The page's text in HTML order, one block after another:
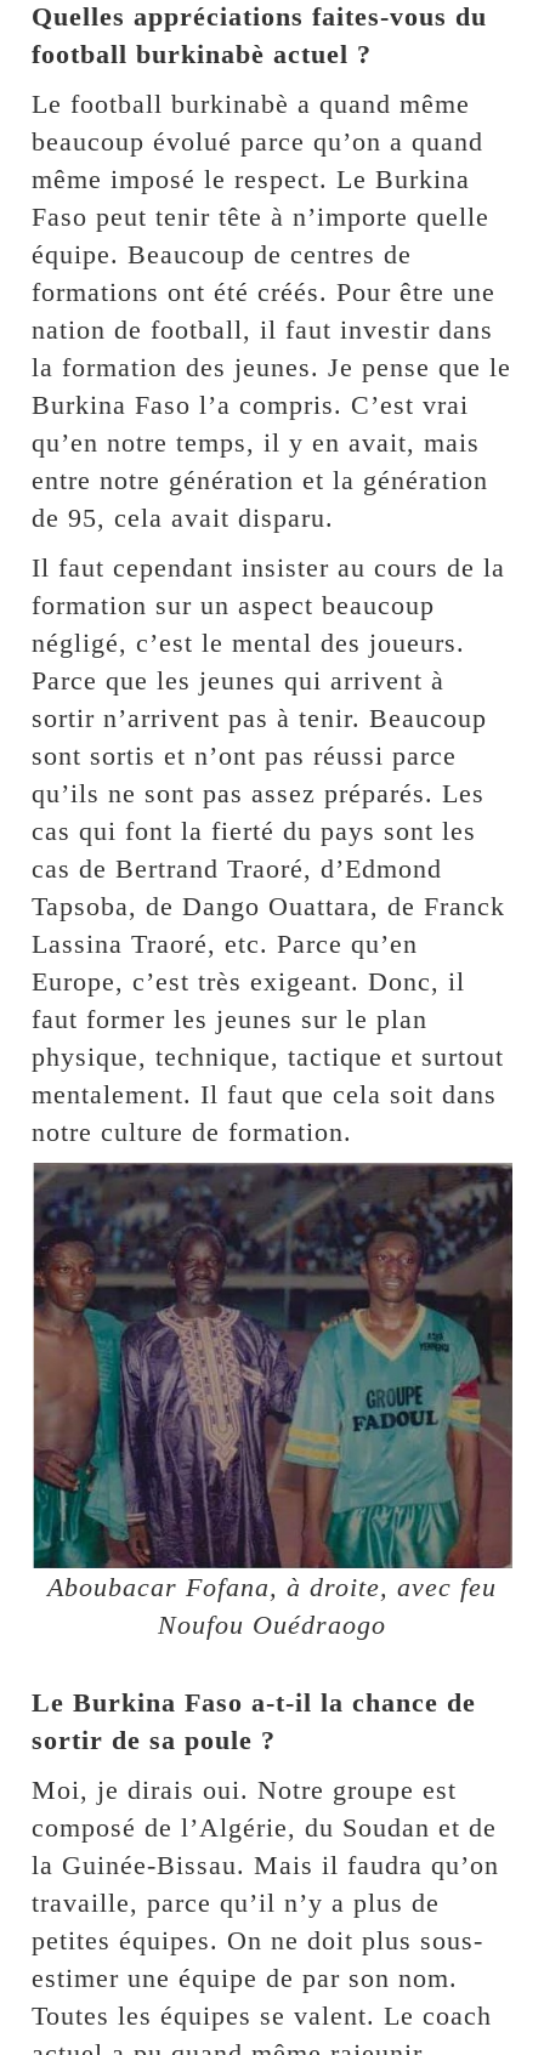
Quelles appréciations faites-vous du
football burkinabè actuel ?
Le football burkinabè a quand même
beaucoup évolué parce qu’on a quand
même imposé le respect. Le Burkina
Faso peut tenir tête à n’importe quelle
équipe. Beaucoup de centres de
formations ont été créés. Pour être une
nation de football, il faut investir dans
la formation des jeunes. Je pense que le
Burkina Faso l’a compris. C’est vrai
qu’en notre temps, il y en avait, mais
entre notre génération et la génération
de 95, cela avait disparu.
Il faut cependant insister au cours de la
formation sur un aspect beaucoup
négligé, c’est le mental des joueurs.
Parce que les jeunes qui arrivent à
sortir n’arrivent pas à tenir. Beaucoup
sont sortis et n’ont pas réussi parce
qu’ils ne sont pas assez préparés. Les
cas qui font la fierté du pays sont les
cas de Bertrand Traoré, d’Edmond
Tapsoba, de Dango Ouattara, de Franck
Lassina Traoré, etc. Parce qu’en
Europe, c’est très exigeant. Donc, il
faut former les jeunes sur le plan
physique, technique, tactique et surtout
mentalement. Il faut que cela soit dans
notre culture de formation.
Aboubacar Fofana, à droite, avec feu
Noufou Ouédraogo
Le Burkina Faso a-t-il la chance de
sortir de sa poule ?
Moi, je dirais oui. Notre groupe est
composé de l’Algérie, du Soudan et de
la Guinée-Bissau. Mais il faudra qu’on
travaille, parce qu’il n’y a plus de
petites équipes. On ne doit plus sous-
estimer une équipe de par son nom.
Toutes les équipes se valent. Le coach